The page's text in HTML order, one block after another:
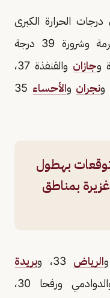
درجات الحرارة الكبرى
المتوقعة اليوم، كالتالي. مكة المكرمة وشرورة 39 درجة
جازان
والقنفذة 37،
ونجران والأحساء 35
بهطول
بمناطق
الرياض 33، و
بريدة
والدوادمي ورفحا 30،